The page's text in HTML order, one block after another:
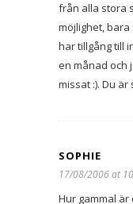
från alla stora
möjlighet, bara
har tillgång till
en månad och
missat :). Du är
SOPHIE
17/08/2006 at
Hur gammal är